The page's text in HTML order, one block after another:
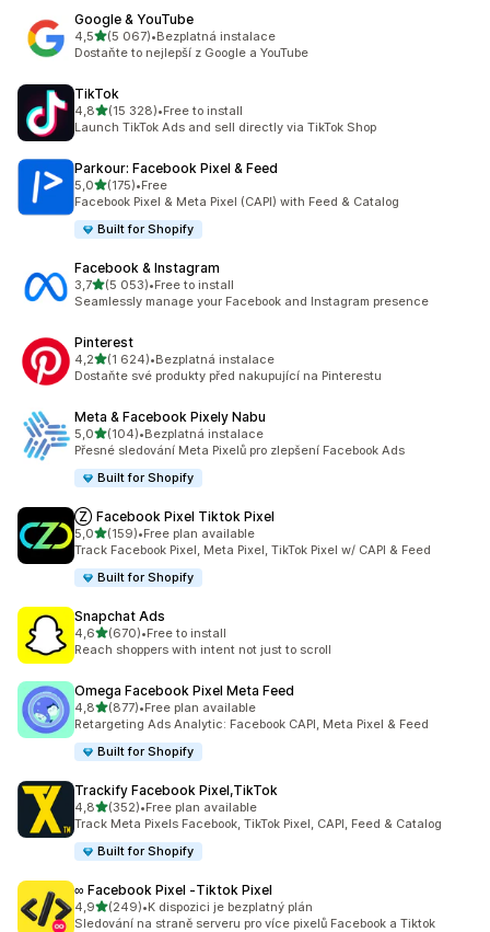
Google & YouTube
4,5z 5 hvězd
(5 067)
Celkový počet recenzí: 5067
•Bezplatná instalace
Dostaňte to nejlepší z Google a YouTube
TikTok
4,8z 5 hvězd
(15 328)
Celkový počet recenzí: 15328
•Free to install
Launch TikTok Ads and sell directly via TikTok Shop
Parkour: Facebook Pixel & Feed
5,0z 5 hvězd
(175)
Celkový počet recenzí: 175
•Free
Facebook Pixel & Meta Pixel (CAPI) with Feed & Catalog
Built for Shopify
Facebook & Instagram
3,7z 5 hvězd
(5 053)
Celkový počet recenzí: 5053
•Free to install
Seamlessly manage your Facebook and Instagram presence
Pinterest
4,2z 5 hvězd
(1 624)
Celkový počet recenzí: 1624
•Bezplatná instalace
Dostaňte své produkty před nakupující na Pinterestu
Meta & Facebook Pixely Nabu
5,0z 5 hvězd
(104)
Celkový počet recenzí: 104
•Bezplatná instalace
Přesné sledování Meta Pixelů pro zlepšení Facebook Ads
Built for Shopify
Ⓩ Facebook Pixel Tiktok Pixel
5,0z 5 hvězd
(159)
Celkový počet recenzí: 159
•Free plan available
Track Facebook Pixel, Meta Pixel, TikTok Pixel w/ CAPI & Feed
Built for Shopify
Snapchat Ads
4,6z 5 hvězd
(670)
Celkový počet recenzí: 670
•Free to install
Reach shoppers with intent not just to scroll
Omega Facebook Pixel Meta Feed
4,8z 5 hvězd
(877)
Celkový počet recenzí: 877
•Free plan available
Retargeting Ads Analytic: Facebook CAPI, Meta Pixel & Feed
Built for Shopify
Trackify Facebook Pixel,TikTok
4,8z 5 hvězd
(352)
Celkový počet recenzí: 352
•Free plan available
Track Meta Pixels Facebook, TikTok Pixel, CAPI, Feed & Catalog
Built for Shopify
∞ Facebook Pixel ‑Tiktok Pixel
4,9z 5 hvězd
(249)
Celkový počet recenzí: 249
•K dispozici je bezplatný plán
Sledování na straně serveru pro více pixelů Facebook a Tiktok